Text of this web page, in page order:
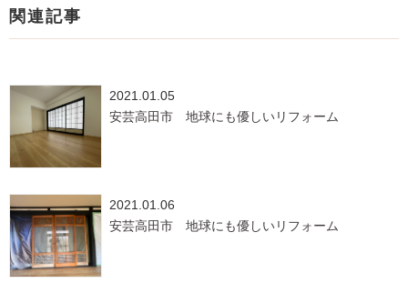
関連記事
2021.01.05
安芸高田市 地球にも優しいリフォーム
2021.01.06
安芸高田市 地球にも優しいリフォーム